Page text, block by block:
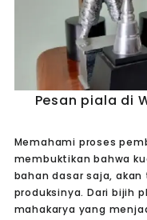
Pesan piala di
Memahami proses
membuktikan bahwa
bahan dasar saja,
produksinya. Dari bijih
mahakarya yang